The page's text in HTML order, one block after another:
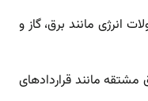
انرژی مانند برق، گاز و
مشتقه مانند قراردادهای